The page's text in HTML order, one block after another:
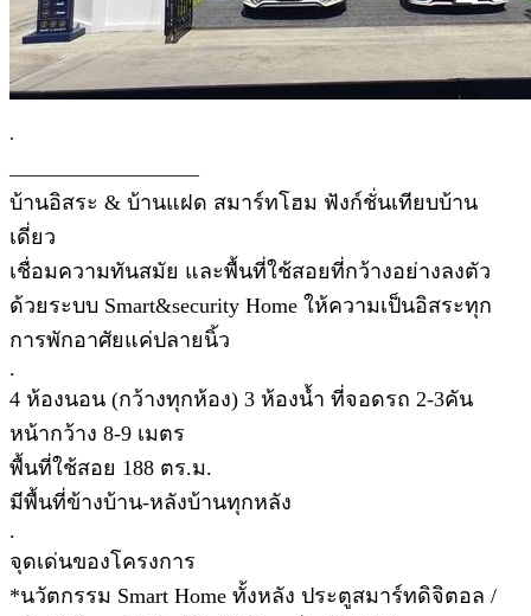
.
——————————
บ้านอิสระ & บ้านแฝด สมาร์ทโฮม ฟังก์ชั่นเทียบบ้าน
เดี่ยว
เชื่อมความทันสมัย และพื้นที่ใช้สอยที่กว้างอย่างลงตัว
ด้วยระบบ Smart&security Home ให้ความเป็นอิสระทุก
การพักอาศัยแค่ปลายนิ้ว
.
4 ห้องนอน (กว้างทุกห้อง) 3 ห้องน้ำ ที่จอดรถ 2-3คัน
หน้ากว้าง 8-9 เมตร
พื้นที่ใช้สอย 188 ตร.ม.
มีพื้นที่ข้างบ้าน-หลังบ้านทุกหลัง
.
จุดเด่นของโครงการ
*นวัตกรรม Smart Home ทั้งหลัง ประตูสมาร์ทดิจิตอล /